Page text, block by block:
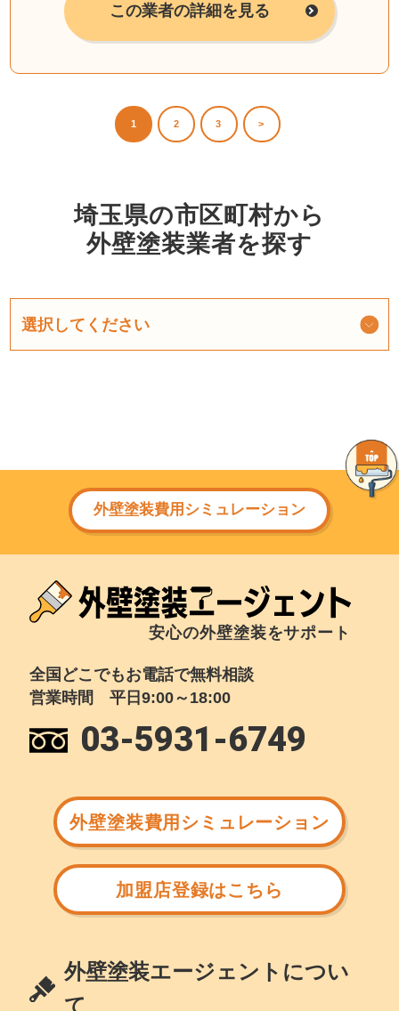
この業者の詳細を見る
1 2 3 >
埼玉県の市区町村から
外壁塗装業者を探す
外壁塗装費用シミュレーション
安心の外壁塗装をサポート
全国どこでもお電話で無料相談
営業時間 平日9:00～18:00
03-5931-6749
外壁塗装費用シミュレーション
加盟店登録はこちら
外壁塗装エージェントについ
て